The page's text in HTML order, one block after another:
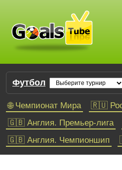
Футбол
🌐 Чемпионат Мира 🇷🇺
🇬🇧 Англия. Премьер-лига
🇬🇧 Англия. Чемпионшип